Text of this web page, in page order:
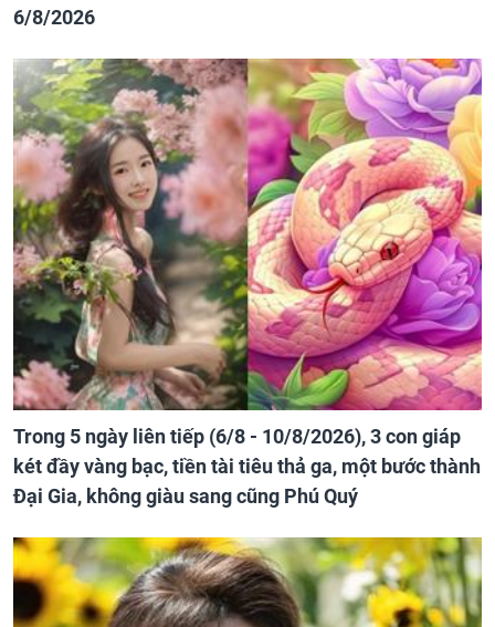
6/8/2026
Trong 5 ngày liên tiếp (6/8 - 10/8/2026), 3 con giáp
két đầy vàng bạc, tiền tài tiêu thả ga, một bước thành
Đại Gia, không giàu sang cũng Phú Quý